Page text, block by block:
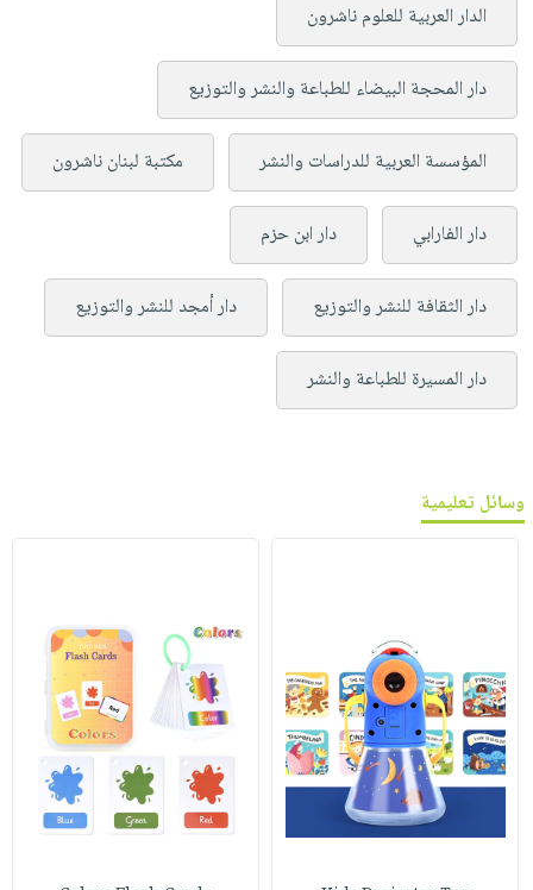
الدار العربية للعلوم ناشرون
دار المحجة البيضاء للطباعة والنشر والتوزيع
المؤسسة العربية للدراسات والنشر مكتبة لبنان ناشرون
دار الفارابي دار ابن حزم
دار الثقافة للنشر والتوزيع دار أمجد للنشر والتوزيع
دار المسيرة للطباعة والنشر
وسائل تعليمية